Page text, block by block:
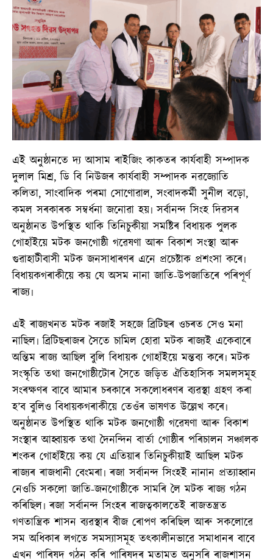
এই অনুষ্ঠানতে দ্য আসাম ৰাইজিং কাকতৰ কাৰ্যবাহী সম্পাদক
দুলাল মিশ্ৰ, ডি বি নিউজৰ কাৰ্যবাহী সম্পাদক নৱজ্যোতি
কলিতা, সাংবাদিক পৰমা সোণোৱাল, সংবাদকৰ্মী সুনীল বড়ো,
কমল সৰকাৰক সম্বৰ্ধনা জনোৱা হয়৷ সৰ্বানন্দ সিংহ দিৱসৰ
অনুষ্ঠানত উপস্থিত থাকি তিনিচুকীয়া সমষ্টিৰ বিধায়ক পুলক
গোহাঁইয়ে মটক জনগোষ্ঠী গৱেষণা আৰু বিকাশ সংস্থা আৰু
গুৱাহাটীবাসী মটক জনসাধাৰণৰ এনে প্ৰচেষ্টাক প্ৰশংসা কৰে৷
বিধায়কগৰাকীয়ে কয় যে অসম নানা জাতি-উপজাতিৰে পৰিপূৰ্ণ
ৰাজ্য৷
এই ৰাজ্যখনত মটক ৰজাই সহজে ব্ৰিটিছৰ ওচৰত সেও মনা
নাছিল৷ ব্ৰিটিছৰাজৰ সৈতে চামিল হোৱা মটক ৰাজ্যই একেবাৰে
অন্তিম ৰাজ্য আছিল বুলি বিধায়ক গোহাঁইয়ে মন্তব্য কৰে৷ মটক
সংস্কৃতি তথা জনগোষ্ঠীটোৰ সৈতে জড়িত ঐতিহাসিক সমলসমূহ
সংৰক্ষণৰ বাবে আমাৰ চৰকাৰে সকলোধৰণৰ ব্যৱস্থা গ্ৰহণ কৰা
হ’ব বুলিও বিধায়কগৰাকীয়ে তেওঁৰ ভাষণত উল্লেখ কৰে৷
অনুষ্ঠানত উপস্থিত থাকি মটক জনগোষ্ঠী গৱেষণা আৰু বিকাশ
সংস্থাৰ আহ্বায়ক তথা দৈনন্দিন বাৰ্তা গোষ্ঠীৰ পৰিচালন সঞ্চালক
শংকৰ গোহাঁইয়ে কয় যে এতিয়াৰ তিনিচুকীয়াই আছিল মটক
ৰাজ্যৰ ৰাজধানী বেংমৰা৷ ৰজা সৰ্বানন্দ সিংহই নানান প্ৰত্যাহ্বান
নেওচি সকলো জাতি-জনগোষ্ঠীকে সামৰি লৈ মটক ৰাজ্য গঠন
কৰিছিল৷ ৰজা সৰ্বানন্দ সিংহৰ ৰাজত্বকালতেই ৰাজতন্ত্ৰত
গণতান্ত্ৰিক শাসন ব্যৱস্থাৰ বীজ ৰোপণ কৰিছিল আৰু সকলোৱে
সম অধিকাৰ লগতে সমস্যাসমূহ তৎকালীনভাৱে সমাধানৰ বাবে
এখন পাৰিষদ গঠন কৰি পাৰিষদৰ মতামত অনুসৰি ৰাজশাসন